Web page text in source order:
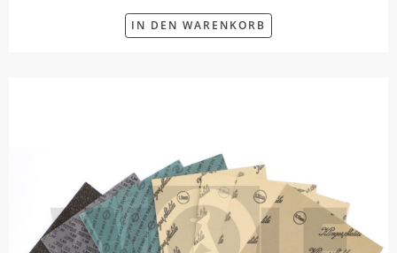
IN DEN WARENKORB